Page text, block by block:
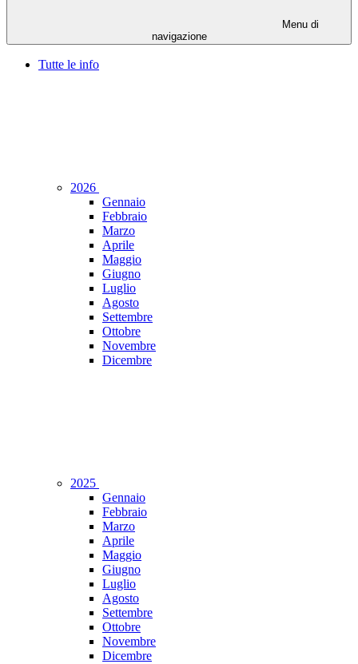
Menu di
navigazione
Tutte le info
2026
Gennaio
Febbraio
Marzo
Aprile
Maggio
Giugno
Luglio
Agosto
Settembre
Ottobre
Novembre
Dicembre
2025
Gennaio
Febbraio
Marzo
Aprile
Maggio
Giugno
Luglio
Agosto
Settembre
Ottobre
Novembre
Dicembre